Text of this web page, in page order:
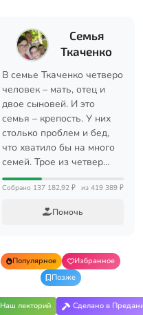
Семья
Ткаченко
В семье Ткаченко четверо
человек – мать, отец и
двое сыновей. И это
семья – крепость. У них
столько проблем и бед,
что хватило бы на много
семей. Трое из четвер…
Собрано 137 182,92 ₽ из 419 389 ₽
Помочь
Популярное
Избранное
Позже
Наш лекторий Сделано в